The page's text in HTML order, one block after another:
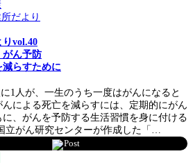
だより
vol.40
がん予防
らすために
1人が、一生のうち一度はがんになると
による死亡を減らすには、定期的にがん
、がんを予防する生活習慣を身に付ける
立がん研究センターが作成した「…
Post